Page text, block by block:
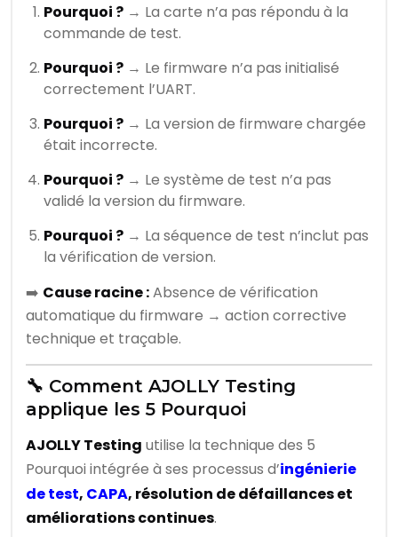
Pourquoi ? → La carte n’a pas répondu à la
commande de test.
Pourquoi ? → Le firmware n’a pas initialisé
correctement l’UART.
Pourquoi ? → La version de firmware chargée
était incorrecte.
Pourquoi ? → Le système de test n’a pas
validé la version du firmware.
Pourquoi ? → La séquence de test n’inclut pas
la vérification de version.
➡️ Cause racine :Absence de vérification
automatique du firmware → action corrective
technique et traçable.
🔧 Comment AJOLLY Testing
applique les 5 Pourquoi
AJOLLY Testing utilise la technique des 5
Pourquoi intégrée à ses processus d’ingénierie
de test, CAPA, résolution de défaillances et
améliorations continues.